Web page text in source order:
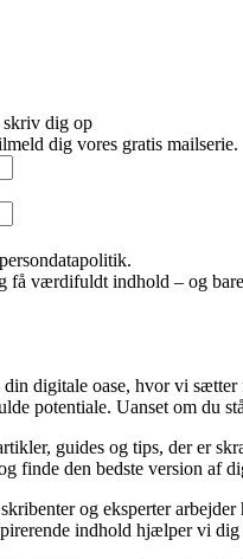
skriv dig op
dig vores gratis mailserie.
få værdifuldt indhold – og
digitale oase, hvor vi
potentiale. Uanset om du
guides og tips, der er
finde den bedste version af
og eksperter
indhold hjælper vi